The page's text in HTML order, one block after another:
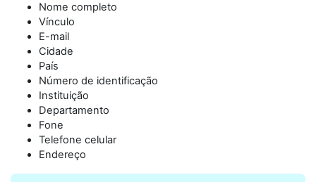
Nome completo
Vínculo
E-mail
Cidade
País
Número de identificação
Instituição
Departamento
Fone
Telefone celular
Endereço